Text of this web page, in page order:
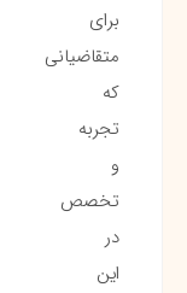
برای
متقاضیانی
که
تجربه
و
تخصص
در
این